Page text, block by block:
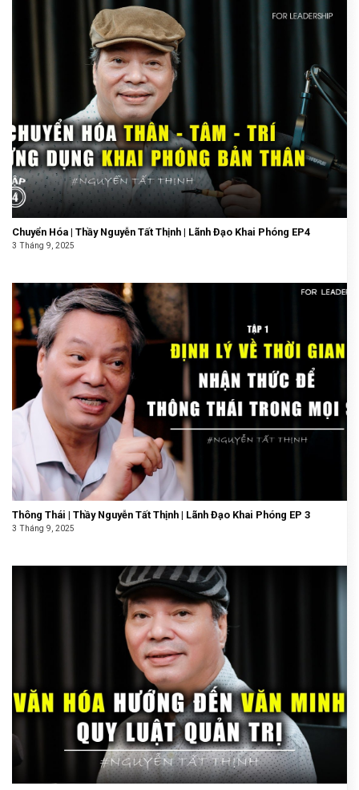
Chuyển Hóa | Thầy Nguyễn Tất Thịnh | Lãnh Đạo Khai Phóng EP4
3 Tháng 9, 2025
Thông Thái | Thầy Nguyễn Tất Thịnh | Lãnh Đạo Khai Phóng EP 3
3 Tháng 9, 2025